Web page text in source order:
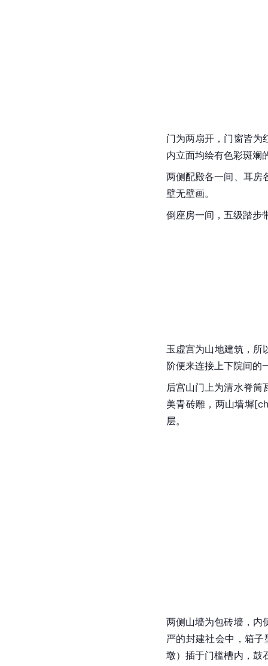
门为两扇开，门窗皆为
内立面均绘有色彩斑斓
两侧配殿各一间、耳房
壁无壁画。
倒座房一间，五级踏步
玉虚宫为山地建筑，所
阶便来连接上下院间的
后宫山门上为清水脊筒
美青砖雕，两山墙墀
层。
两侧山墙为包砖墙，内
严的封建社会中，箱
墩）插于门槛槽内，鼓